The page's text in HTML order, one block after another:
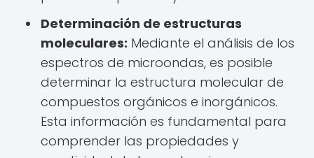
Determinación de estructuras
moleculares: Mediante el análisis de los
espectros de microondas, es posible
determinar la estructura molecular de
compuestos orgánicos e inorgánicos.
Esta información es fundamental para
comprender las propiedades y